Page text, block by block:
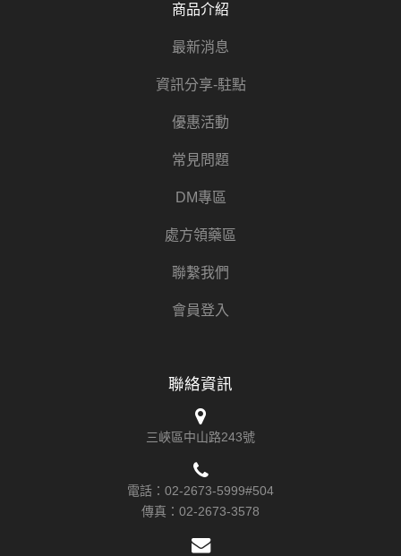
商品介紹
最新消息
資訊分享-駐點
優惠活動
常見問題
DM專區
處方領藥區
聯繫我們
會員登入
聯絡資訊
三峽區中山路243號
電話： 02-2673-5999#504
傳真： 02-2673-3578